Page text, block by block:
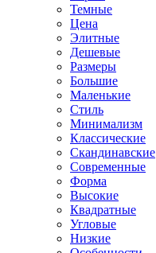
Темные
Цена
Элитные
Дешевые
Размеры
Большие
Маленькие
Стиль
Минимализм
Классические
Скандинавские
Современные
Форма
Высокие
Квадратные
Угловые
Низкие